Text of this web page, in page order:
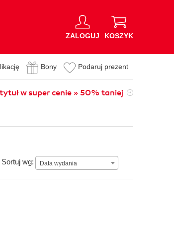
ZALOGUJ KOSZYK
Bony Podaruj prezent
w super cenie » 50% taniej
Sortuj wg: Data wydania
Data wydania